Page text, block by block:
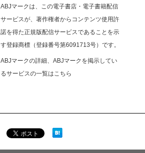
ABJマークは、この電子書店・電子書籍配信
サービスが、著作権者からコンテンツ使用許
諾を得た正規版配信サービスであることを示
す登録商標（登録番号第6091713号）です。
ABJマークの詳細、ABJマークを掲示してい
るサービスの一覧はこちら